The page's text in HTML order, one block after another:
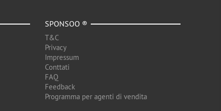
SPONSOO ®
T&C
Privacy
Impressum
Conttati
FAQ
Feedback
Programma per agenti di vendita